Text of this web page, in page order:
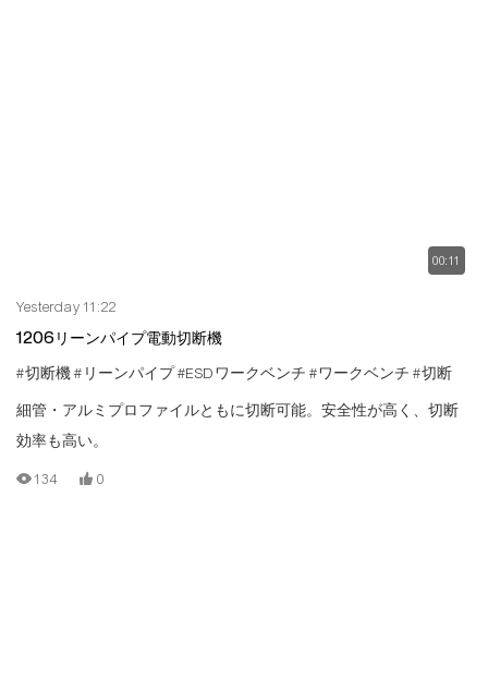
00:11
Yesterday 11:22
1206リーンパイプ電動切断機
#切断機#リーンパイプ#ESDワークベンチ #ワークベンチ #切断
細管・アルミプロファイルともに切断可能。安全性が高く、切断
効率も高い。
134 0